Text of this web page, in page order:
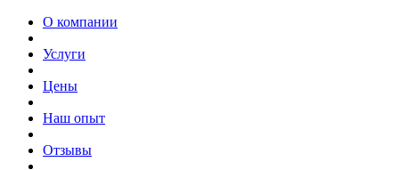
О компании
Услуги
Цены
Наш опыт
Отзывы